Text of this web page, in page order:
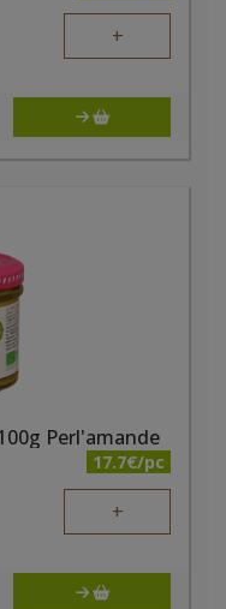
+
Perl'amande
17.7€/pc
+